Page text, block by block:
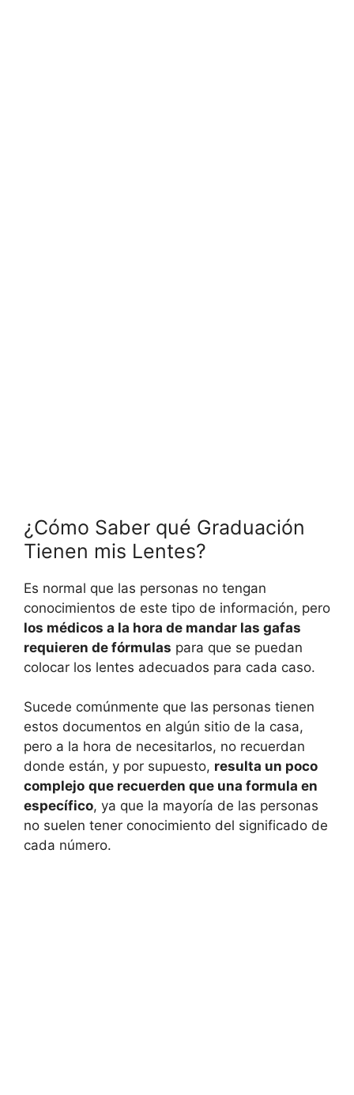
¿Cómo Saber qué Graduación
Tienen mis Lentes?
Es normal que las personas no tengan
conocimientos de este tipo de información, pero
los médicos a la hora de mandar las gafas
requieren de fórmulas para que se puedan
colocar los lentes adecuados para cada caso.
Sucede comúnmente que las personas tienen
estos documentos en algún sitio de la casa,
pero a la hora de necesitarlos, no recuerdan
donde están, y por supuesto, resulta un poco
complejo que recuerden que una formula en
específico, ya que la mayoría de las personas
no suelen tener conocimiento del significado de
cada número.